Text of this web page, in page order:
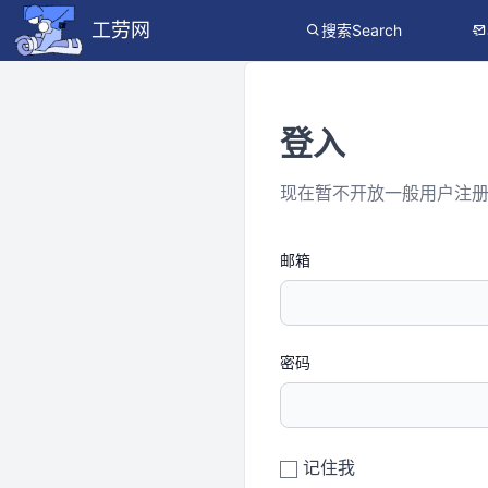
工劳网 搜索Search
登入
现在暂不开放一般用户注册
邮箱
密码
记住我